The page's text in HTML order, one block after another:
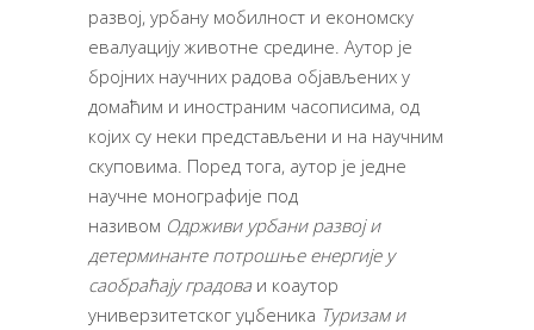
развој, урбану мобилност и економску
евалуацију животне средине. Аутор је
бројних научних радова објављених у
домаћим и иностраним часописима, од
којих су неки представљени и на научним
скуповима. Поред тога, аутор је једне
научне монографије под
називом Одрживи урбани развој и
детерминанте потрошње енергије у
саобраћају градоваи коаутор
универзитетског уџбеника Туризам и